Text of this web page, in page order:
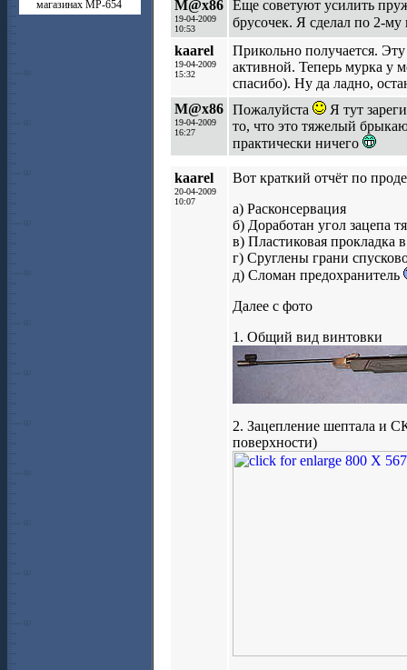
магазинах МР-654
M@x86
19-04-2009
10:53
Еще советуют усилить
брусочек. Я сделал по 2-му
kaarel
19-04-2009
15:32
Прикольно получается.
активной. Теперь мурка у
спасибо). Ну да ладно,
M@x86
19-04-2009
16:27
Пожалуйста
Я тут
то, что это тяжелый
практически ничего
kaarel
20-04-2009
10:07
Вот краткий отчёт по
а) Расконсервация
б) Доработан угол зацепа
в) Пластиковая прокладка
г) Сруглены грани
д) Сломан предохранитель
Далее с фото
1. Общий вид винтовки
2. Зацепление шептала и
поверхности)